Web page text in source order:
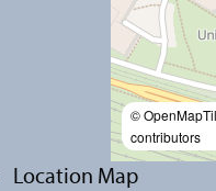
©
contributors
Location Map